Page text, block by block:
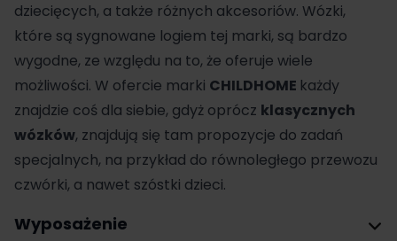
dziecięcych, a także różnych akcesoriów. Wózki,
które są sygnowane logiem tej marki, są bardzo
wygodne, ze względu na to, że oferuje wiele
możliwości. W ofercie marki CHILDHOME każdy
znajdzie coś dla siebie, gdyż oprócz klasycznych
wózków, znajdują się tam propozycje do zadań
specjalnych, na przykład do równoległego przewozu
czwórki, a nawet szóstki dzieci.
Wyposażenie